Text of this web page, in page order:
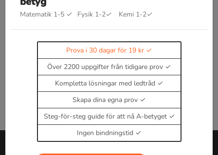
Kommer snart!
ellerBli medlem nu
Matematik 1-5 ✓ Fysik 1-2✓ Kemi 1-2✓
Prova i 30 dagar för 19 kr
Över 2200 uppgifter från tidigare prov
Kompletta lösningar med ledtråd
Skapa dina egna prov
Steg-för-steg guide för att nå A-betyget
Ingen bindningstid